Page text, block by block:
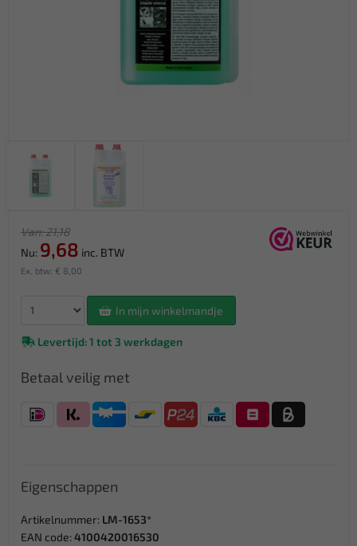
Van: 21,18
Nu: 9,68 inc. BTW
Ex. btw: € 8,00
In mijn winkelmandje
Levertijd: 1 tot 3 werkdagen
Betaal veilig met
Eigenschappen
Artikelnummer: LM-1653*
EAN code: 4100420016530